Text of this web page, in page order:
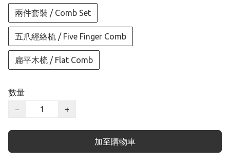
兩件套裝 / Comb Set
五爪經絡梳 / Five Finger Comb
扁平木梳 / Flat Comb
數量
−
+
加至購物車